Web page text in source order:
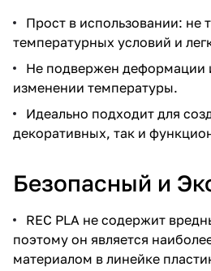
Прост в использовании: не
температурных условий и
Не подвержен деформации
изменении температуры.
Идеально подходит для
декоративных, так и
Безопасный и
REC PLA не содержит
поэтому он является
материалом в линейке